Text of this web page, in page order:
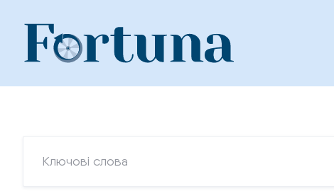
content